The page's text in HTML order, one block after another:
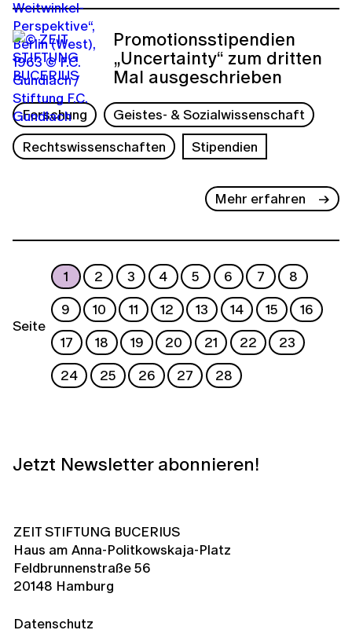
Promotionsstipendien
„Uncertainty“ zum dritten
Mal ausgeschrieben
Forschung
Geistes- & Sozialwissenschaft
Rechtswissenschaften
Stipendien
Mehr erfahren
Seite
1 2 3 4 5 6 7
8
9
10 11 12 13 14 15
16
17
18 19 20 21 22
23
24
25 26 27 28
Jetzt Newsletter abonnieren!
ZEIT STIFTUNG BUCERIUS
Haus am Anna-Politkowskaja-Platz
Feldbrunnenstraße 56
20148 Hamburg
Datenschutz